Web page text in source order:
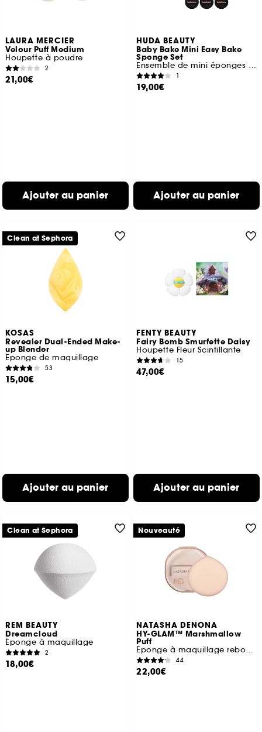
LAURA MERCIER
Velour Puff Medium
Houpette à poudre
2
21,00€
Ajouter au panier
HUDA BEAUTY
Baby Bake Mini Easy Bake
Sponge Set
Ensemble de mini éponges beauté
1
19,00€
Ajouter au panier
KOSAS
Revealer Dual-Ended Make-
up Blender
Éponge de maquillage
53
15,00€
Ajouter au panier
Clean at Sephora
FENTY BEAUTY
Fairy Bomb Smurfette Daisy
Houpette Fleur Scintillante
15
47,00€
Ajouter au panier
REM BEAUTY
Dreamcloud
Éponge à maquillage
2
18,00€
Clean at Sephora
NATASHA DENONA
HY-GLAM™ Marshmallow
Puff
Éponge à maquillage rebondie multiusages
44
22,00€
Nouveauté